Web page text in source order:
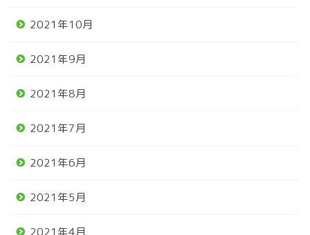
2021年10月
2021年9月
2021年8月
2021年7月
2021年6月
2021年5月
2021年4月